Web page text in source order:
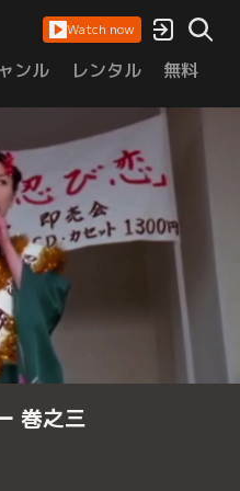
Watch now
ンル レンタル 無料
巻之三